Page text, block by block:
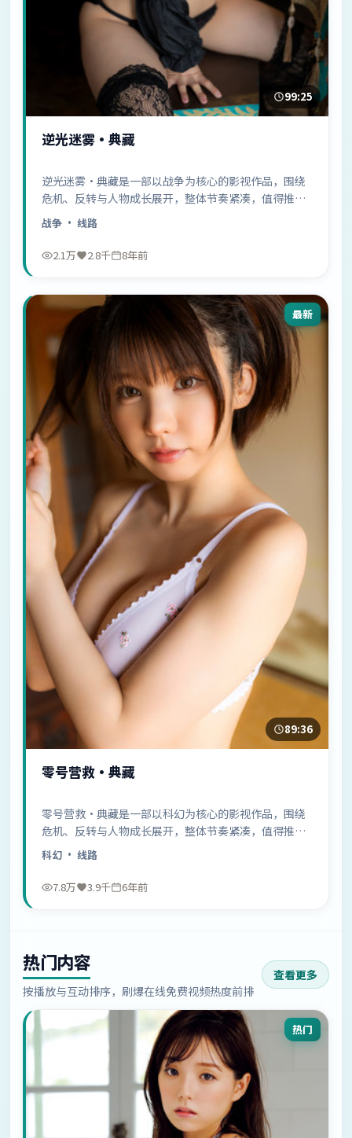
99:25
逆光迷雾·典藏
逆光迷雾·典藏是一部以战争为核心的影视作品，围绕
危机、反转与人物成长展开，整体节奏紧凑，值得推荐
观看。
战争 · 线路
2.1万 2.8千 8年前
最新
89:36
零号营救·典藏
零号营救·典藏是一部以科幻为核心的影视作品，围绕
危机、反转与人物成长展开，整体节奏紧凑，值得推荐
观看。
科幻 · 线路
7.8万 3.9千 6年前
热门内容
按播放与互动排序，刷爆在线免费视频热度前排
查看更多
热门